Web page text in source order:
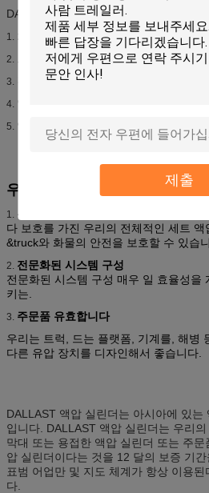
제출
DALLAST 회사에서 생성한 실린더는 주
1. 차량을 기울이기;
2. 트레일러를 기울이기;
3. 건너뜀을 기울이기;
4. 옆 기울이는 차량;
5. 압축 장비, 등.
우리의 액압 실린더를 위한 좋은
1. 유럽 안전 아이디어와 함께 합치기
다 보호를 가진 우리의 전체적인 세트
&truck와 화물의 안전을 보호할 수 있습
2. 전문화된 시스템 구성
전문화된 시스템 구성 매우 일 효율성을
키는.
3. 주문품 유효합니다
우리는 트럭, 드는 플랫폼, 기계를, 해병
다른 유압 장치를 디자인해서 좋습니다.
DALLAST 액압 실린더는 아시아에 있는
입니다. DALLAST 액압 실린더는 우리
막대 또는 용접한 액압 실린더 또는 주
압 실린더이다는 것을 12 달의 보증 기
표범 어업만 및 지도 체계가 항상 이용
다.